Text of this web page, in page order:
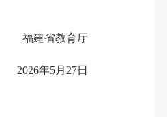
福建省教育厅
2026年5月27日